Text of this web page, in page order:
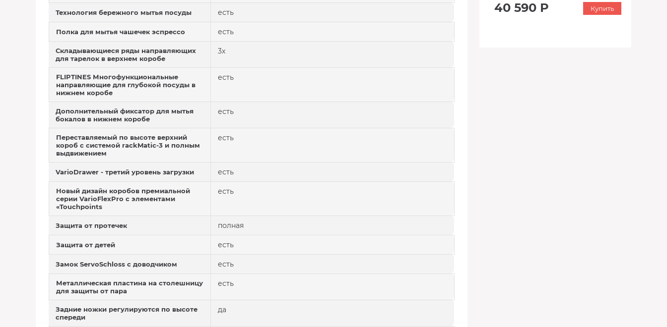
Технология бережного мытья посуды есть
Полка для мытья чашечек эспрессо есть
Складывающиеся ряды направляющих
для тарелок в верхнем коробе
3х
FLIPTINES Многофункциональные
направляющие для глубокой посуды в
нижнем коробе
есть
Дополнительный фиксатор для мытья
бокалов в нижнем коробе
есть
Переставляемый по высоте верхний
короб с системой rackMatic-3 и полным
выдвижением
есть
VarioDrawer - третий уровень загрузки есть
Новый дизайн коробов премиальной
серии VarioFlexPro с элементами
«Touchpoints
есть
Защита от протечек полная
Защита от детей есть
Замок ServoSchloss с доводчиком есть
Металлическая пластина на столешницу
для защиты от пара
есть
Задние ножки регулируются по высоте
спереди
да
40 590 Р Купить